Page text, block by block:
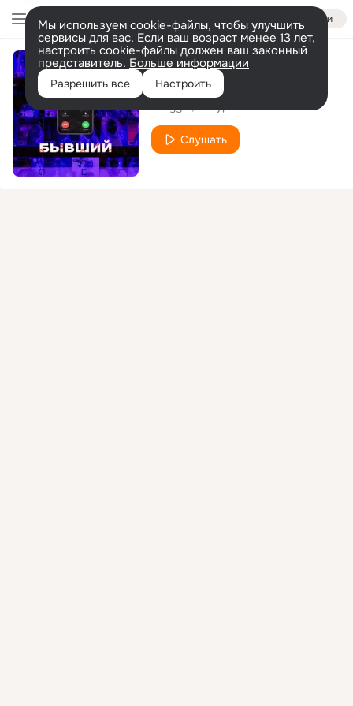
Войти
Мы используем cookie-файлы, чтобы улучшить
сервисы для вас. Если ваш возраст менее 13 лет,
настроить cookie-файлы должен ваш законный
представитель. Больше информации
Разрешить все Настроить
Бывший
Слушать